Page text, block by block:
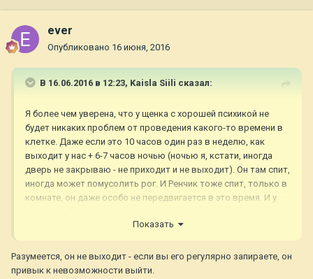
ever
Опубликовано 16 июня, 2016
В 16.06.2016 в 12:23, Kaisla Siili сказал:
Я более чем уверена, что у щенка с хорошей психикой не
будет никаких проблем от проведения какого-то времени в
клетке. Даже если это 10 часов один раз в неделю, как
выходит у нас + 6-7 часов ночью (ночью я, кстати, иногда
дверь не закрываю - не приходит и не выходит). Он там спит,
иногда может помусолить рог. И Ренчик тоже спит, только в
комнате, он даже особо не передвигается в это время. И у
Показать
Разумеется, он не выходит - если вы его регулярно запираете, он
привык к невозможности выйти.